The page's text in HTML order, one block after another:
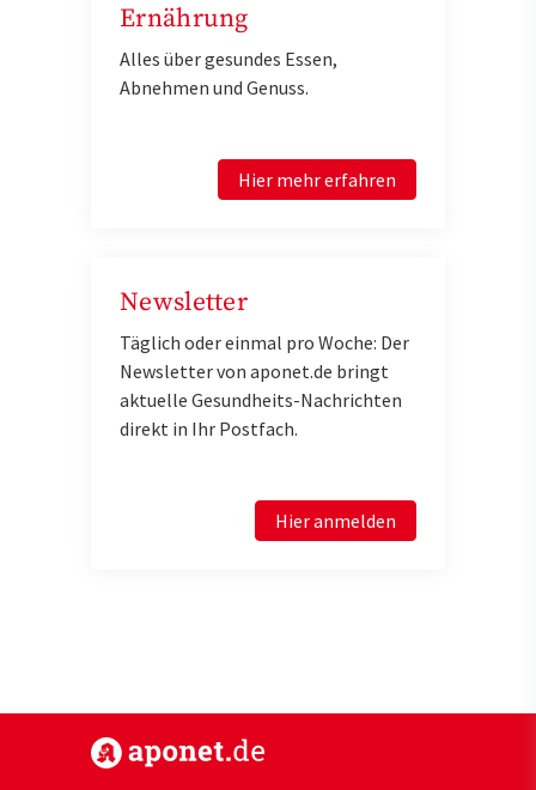
Ernährung
Alles über gesundes Essen,
Abnehmen und Genuss.
Hier mehr erfahren
Newsletter
Täglich oder einmal pro Woche: Der
Newsletter von aponet.de bringt
aktuelle Gesundheits-Nachrichten
direkt in Ihr Postfach.
Hier anmelden